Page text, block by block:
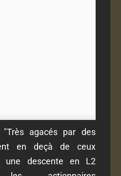
"Très agacés par des
en deçà de ceux
une descente en L2